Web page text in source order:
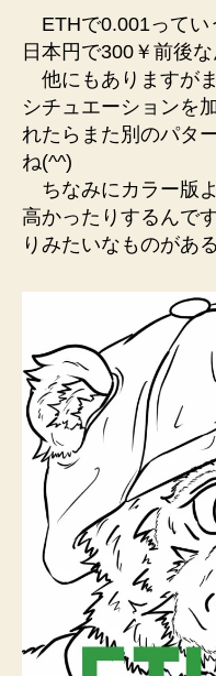
ETHで0.001ってい
日本円で300￥前後
他にもありますが
シチュエーションを
れたらまた別のパタ
ね(^^)
ちなみにカラー版
高かったりするんで
りみたいなものがあ